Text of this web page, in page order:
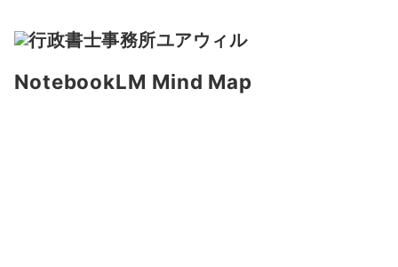
NotebookLM Mind Map